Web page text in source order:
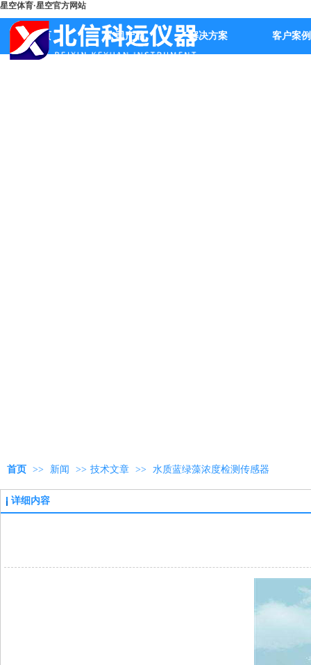
星空体育·星空官方网站
首页 公司产品 解决方案 客户案例
首页 >> 新闻 >> 技术文章 >> 水质蓝绿藻浓度检测传感器
详细内容